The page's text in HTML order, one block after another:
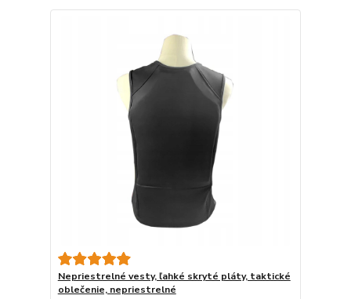
Nepriestrelné vesty, ľahké skryté pláty, taktické
oblečenie, nepriestrelné